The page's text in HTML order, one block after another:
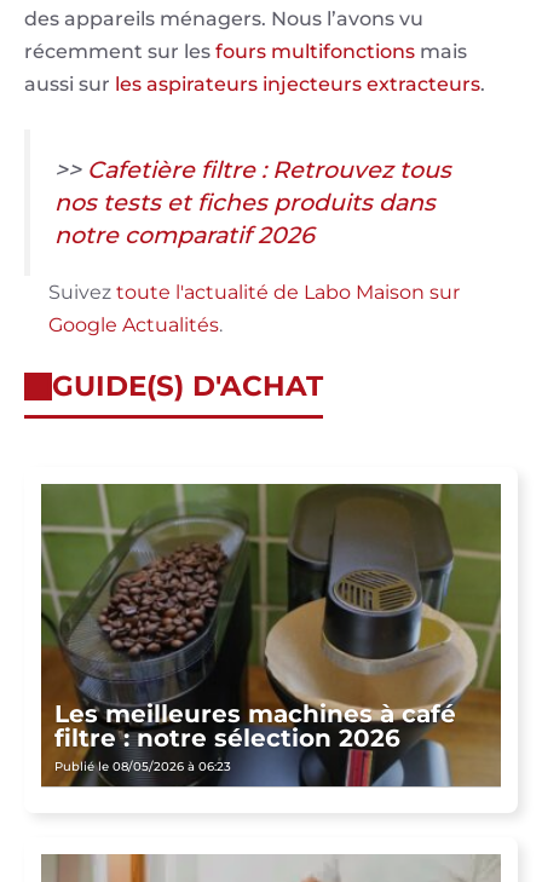
des appareils ménagers. Nous l’avons vu
récemment sur les fours multifonctions mais
aussi sur les aspirateurs injecteurs extracteurs.
>> Cafetière filtre : Retrouvez tous
nos tests et fiches produits dans
notre comparatif 2026
Suivez toute l'actualité de Labo Maison sur
Google Actualités.
GUIDE(S) D'ACHAT
Les meilleures machines à café
filtre : notre sélection 2026
Publié le 08/05/2026 à 06:23